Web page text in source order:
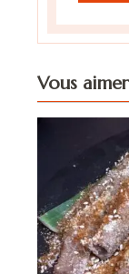
Vous